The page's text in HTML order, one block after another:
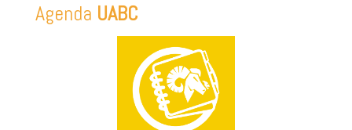
Agenda UABC